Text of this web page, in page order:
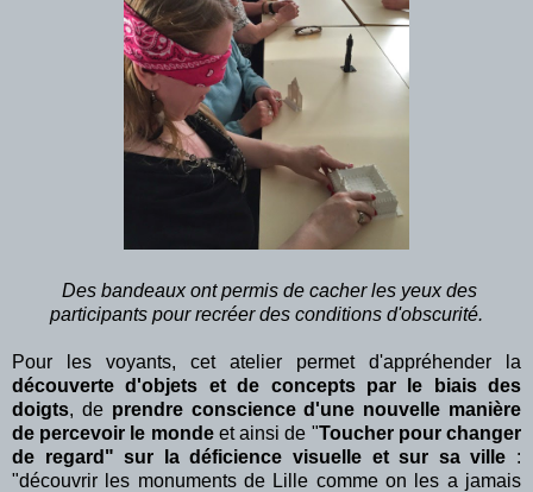
Des bandeaux ont permis de cacher les yeux des
participants pour recréer des conditions d'obscurité.
Pour les voyants, cet atelier permet d'appréhender la
découverte d'objets et de concepts par le biais des
doigts, deprendre conscience d'une nouvelle manière
de percevoir le mondeet ainsi de "Toucher pour changer
de regard" sur la déficience visuelle et sur sa ville :
"découvrir les monuments de Lille comme on les a jamais